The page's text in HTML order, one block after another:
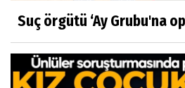
Suç örgütü ‘Ay Grubu'na